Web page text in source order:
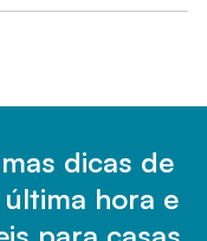
dicas de
hora e